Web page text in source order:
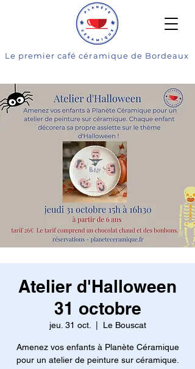
Le premier café céramique de Bordeaux
Atelier d'Halloween
31 octobre
jeu. 31 oct. Le Bouscat
Amenez vos enfants à Planète Céramique
pour un atelier de peinture sur céramique.